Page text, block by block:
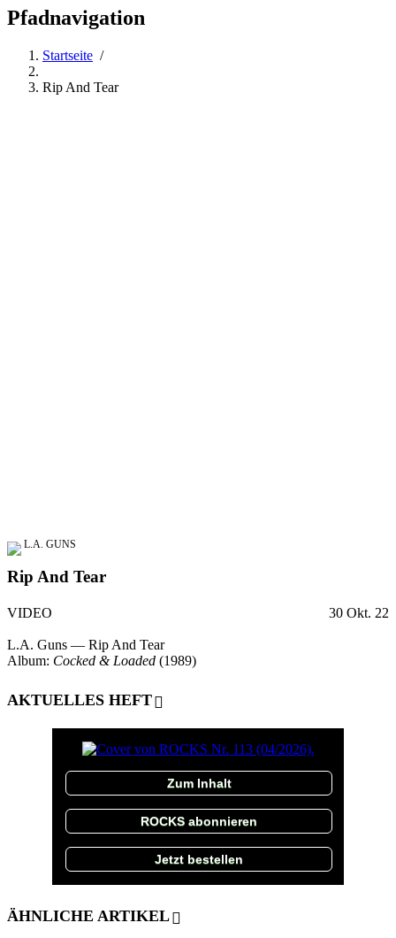
Pfadnavigation
Startseite /
Rip And Tear
L.A. GUNS
Rip And Tear
VIDEO 30 Okt. 22
L.A. Guns — Rip And Tear
Album: Cocked & Loaded (1989)
AKTUELLES HEFT
Zum Inhalt
ROCKS abonnieren
Jetzt bestellen
ÄHNLICHE ARTIKEL